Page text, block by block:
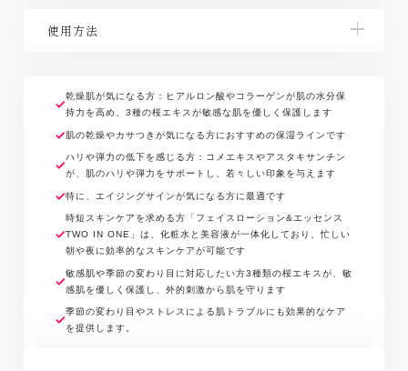
アミド、（C13，14）イソパラフィン、ヒアルロ ン酸
果実エキス、コメエキス、スクワラン、ホホバ種子
油、ヘマトコッカスプルビアリスエキス、ジメ チコ
ン、グリコシルトレハロース、加水分解水添デンプ
ン、リンゴ酸、水添レシチン、ダイズステロール、 ト
コフェロール、シアノコバラミン、ラウレス7、アス
コルビン酸、PG、香料、フェノキシエタノール※商品
の改良や表示方法の変更などにより、実際の成分と一
部異なる場合があります。実際の成分は商品の表示を
ご覧ください。
使用方法
に小豆粒大をとり、お顔全体によく馴染ませてくださ
い。
乾燥肌が気になる方：ヒアルロン酸やコラーゲンが肌の水分保
持力を高め、3種の桜エキスが敏感な肌を優しく保護します
肌の乾燥やカサつきが気になる方におすすめの保湿ラインです
ハリや弾力の低下を感じる方：コメエキスやアスタキサンチン
が、肌のハリや弾力をサポートし、若々しい印象を与えます
特に、エイジングサインが気になる方に最適です
時短スキンケアを求める方「フェイスローション&エッセンス
TWO IN ONE」は、化粧水と美容液が一体化しており、忙しい
朝や夜に効率的なスキンケアが可能です
敏感肌や季節の変わり目に対応したい方3種類の桜エキスが、敏
感肌を優しく保護し、外的刺激から肌を守ります
季節の変わり目やストレスによる肌トラブルにも効果的なケア
を提供します。